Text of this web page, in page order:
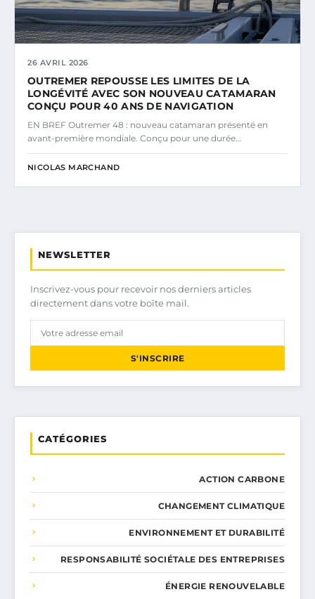
26 AVRIL 2026
OUTREMER REPOUSSE LES LIMITES DE LA
LONGÉVITÉ AVEC SON NOUVEAU CATAMARAN
CONÇU POUR 40 ANS DE NAVIGATION
EN BREF Outremer 48 : nouveau catamaran présenté en
avant-première mondiale. Conçu pour une durée…
NICOLAS MARCHAND
NEWSLETTER
Inscrivez-vous pour recevoir nos derniers articles
directement dans votre boîte mail.
S'INSCRIRE
CATÉGORIES
ACTION CARBONE
CHANGEMENT CLIMATIQUE
ENVIRONNEMENT ET DURABILITÉ
RESPONSABILITÉ SOCIÉTALE DES ENTREPRISES
ÉNERGIE RENOUVELABLE